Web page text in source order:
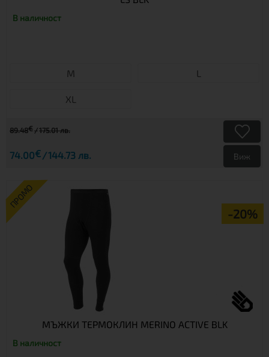
В наличност
М L
XL
89.48€ 175.01 лв.
74.00€ 144.73 лв. Виж
ПРОМО
-20%
МЪЖКИ ТЕРМОКЛИН MERINO ACTIVE BLK
В наличност